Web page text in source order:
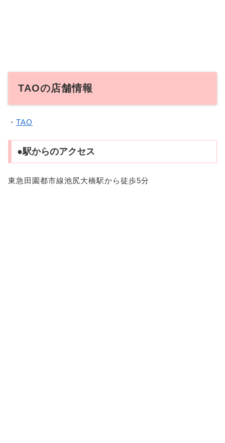
TAOの店舗情報
・ TAO
●駅からのアクセス
東急田園都市線池尻大橋駅から徒歩5分